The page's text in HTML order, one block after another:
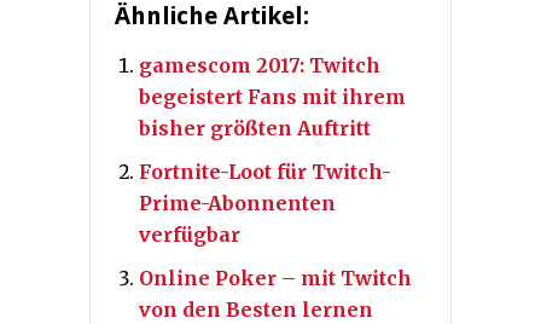
Ähnliche Artikel:
gamescom 2017: Twitch
begeistert Fans mit ihrem
bisher größten Auftritt
Fortnite-Loot für Twitch-
Prime-Abonnenten
verfügbar
Online Poker – mit Twitch
von den Besten lernen